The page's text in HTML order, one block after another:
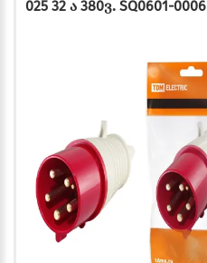
025 32 ა 380ვ. SQ0601-0006